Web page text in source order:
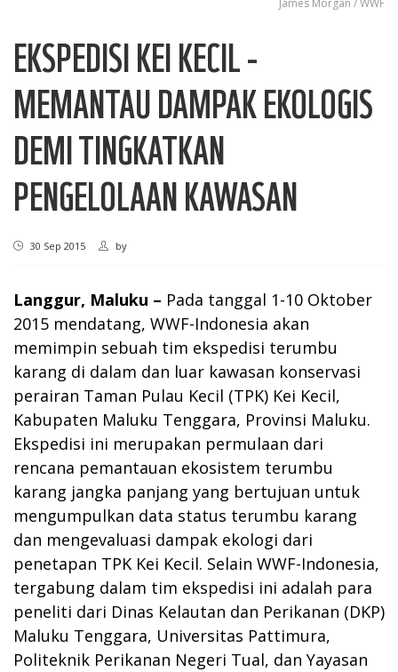
James Morgan / WWF
EKSPEDISI KEI KECIL -
MEMANTAU DAMPAK EKOLOGIS
DEMI TINGKATKAN
PENGELOLAAN KAWASAN
30 Sep 2015 by
Langgur, Maluku – Pada tanggal 1-10 Oktober
2015 mendatang, WWF-Indonesia akan
memimpin sebuah tim ekspedisi terumbu
karang di dalam dan luar kawasan konservasi
perairan Taman Pulau Kecil (TPK) Kei Kecil,
Kabupaten Maluku Tenggara, Provinsi Maluku.
Ekspedisi ini merupakan permulaan dari
rencana pemantauan ekosistem terumbu
karang jangka panjang yang bertujuan untuk
mengumpulkan data status terumbu karang
dan mengevaluasi dampak ekologi dari
penetapan TPK Kei Kecil. Selain WWF-Indonesia,
tergabung dalam tim ekspedisi ini adalah para
peneliti dari Dinas Kelautan dan Perikanan (DKP)
Maluku Tenggara, Universitas Pattimura,
Politeknik Perikanan Negeri Tual, dan Yayasan